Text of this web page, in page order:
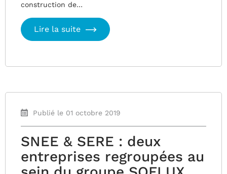
construction de…
Lire la suite
Publié le 01 octobre 2019
SNEE & SERE : deux
entreprises regroupées au